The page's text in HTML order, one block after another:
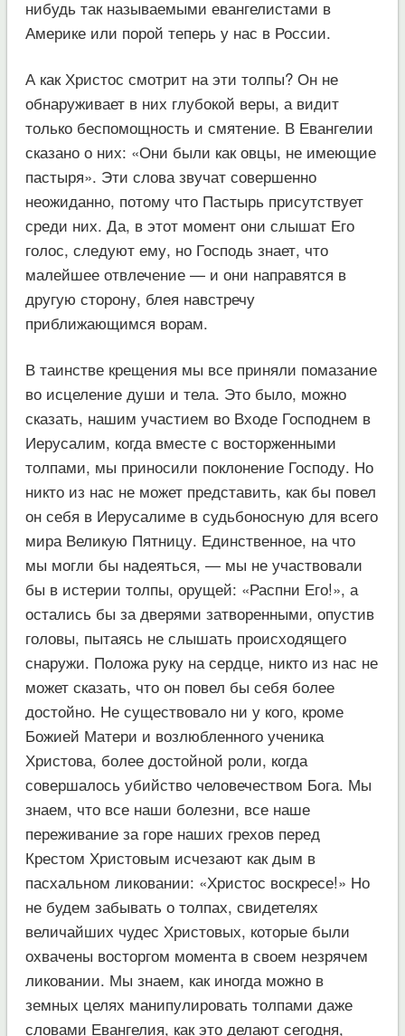
нибудь так называемыми евангелистами в
Америке или порой теперь у нас в России.
А как Христос смотрит на эти толпы? Он не
обнаруживает в них глубокой веры, а видит
только беспомощность и смятение. В Евангелии
сказано о них: «Они были как овцы, не имеющие
пастыря». Эти слова звучат совершенно
неожиданно, потому что Пастырь присутствует
среди них. Да, в этот момент они слышат Его
голос, следуют ему, но Господь знает, что
малейшее отвлечение — и они направятся в
другую сторону, блея навстречу
приближающимся ворам.
В таинстве крещения мы все приняли помазание
во исцеление души и тела. Это было, можно
сказать, нашим участием во Входе Господнем в
Иерусалим, когда вместе с восторженными
толпами, мы приносили поклонение Господу. Но
никто из нас не может представить, как бы повел
он себя в Иерусалиме в судьбоносную для всего
мира Великую Пятницу. Единственное, на что
мы могли бы надеяться, — мы не участвовали
бы в истерии толпы, орущей: «Распни Его!», а
остались бы за дверями затворенными, опустив
головы, пытаясь не слышать происходящего
снаружи. Положа руку на сердце, никто из нас не
может сказать, что он повел бы себя более
достойно. Не существовало ни у кого, кроме
Божией Матери и возлюбленного ученика
Христова, более достойной роли, когда
совершалось убийство человечеством Бога. Мы
знаем, что все наши болезни, все наше
переживание за горе наших грехов перед
Крестом Христовым исчезают как дым в
пасхальном ликовании: «Христос воскресе!» Но
не будем забывать о толпах, свидетелях
величайших чудес Христовых, которые были
охвачены восторгом момента в своем незрячем
ликовании. Мы знаем, как иногда можно в
земных целях манипулировать толпами даже
словами Евангелия, как это делают сегодня,